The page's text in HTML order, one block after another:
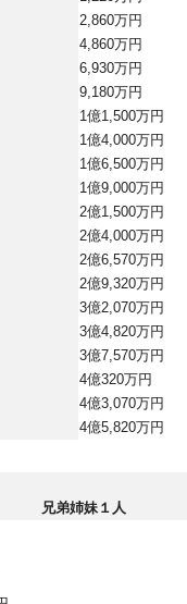
2,860万円
4,860万円
6,930万円
9,180万円
1億1,500万円
1億4,000万円
1億6,500万円
1億9,000万円
2億1,500万円
2億4,000万円
2億6,570万円
2億9,320万円
3億2,070万円
3億4,820万円
3億7,570万円
4億320万円
4億3,070万円
4億5,820万円
兄弟姉妹１人